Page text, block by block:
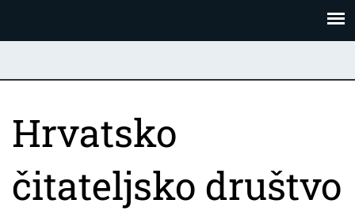
Hrvatsko
čitateljsko društvo